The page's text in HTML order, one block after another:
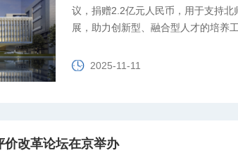
议，捐赠2.2亿元人民币，用于支持
展，助力创新型、融合型人才的培养工
2025-11-11
改革论坛在京举办